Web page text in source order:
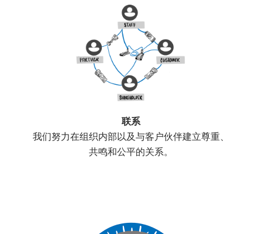
联系
我们努力在组织内部以及与客户伙伴建立尊重、
共鸣和公平的关系。